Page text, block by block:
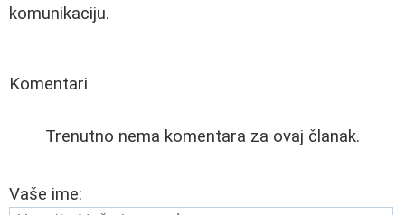
komunikaciju.
Komentari
Trenutno nema komentara za ovaj članak.
Vaše ime: